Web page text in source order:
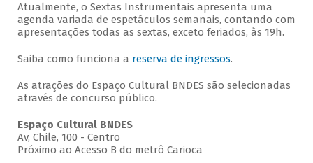
Atualmente, o Sextas Instrumentais apresenta uma
agenda variada de espetáculos semanais, contando com
apresentações todas as sextas, exceto feriados, às 19h.
Saiba como funciona a reserva de ingressos.
As atrações do Espaço Cultural BNDES são selecionadas
através de concurso público.
Espaço Cultural BNDES
Av, Chile, 100 - Centro
Próximo ao Acesso B do metrô Carioca